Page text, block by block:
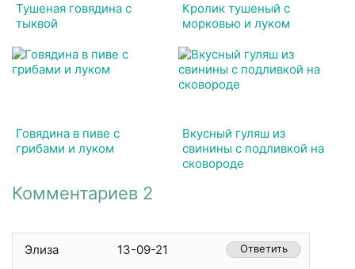
Тушеная говядина с
тыквой
Кролик тушеный с
морковью и луком
Говядина в пиве с
грибами и луком
Вкусный гуляш из
свинины с подливкой на
сковороде
Комментариев 2
Элиза 13-09-21 Ответить